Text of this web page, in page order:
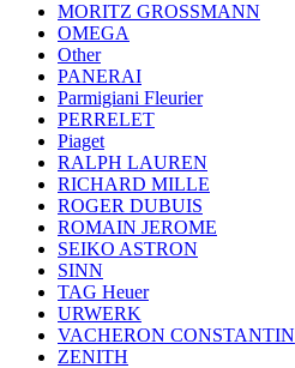
MORITZ GROSSMANN
OMEGA
Other
PANERAI
Parmigiani Fleurier
PERRELET
Piaget
RALPH LAUREN
RICHARD MILLE
ROGER DUBUIS
ROMAIN JEROME
SEIKO ASTRON
SINN
TAG Heuer
URWERK
VACHERON CONSTANTIN
ZENITH